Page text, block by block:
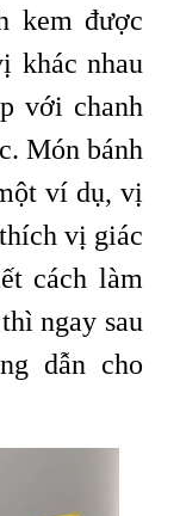
kem được
khác nhau
với chanh
Món bánh
ví dụ, vị
vị giác
cách làm
ngay sau
dẫn cho